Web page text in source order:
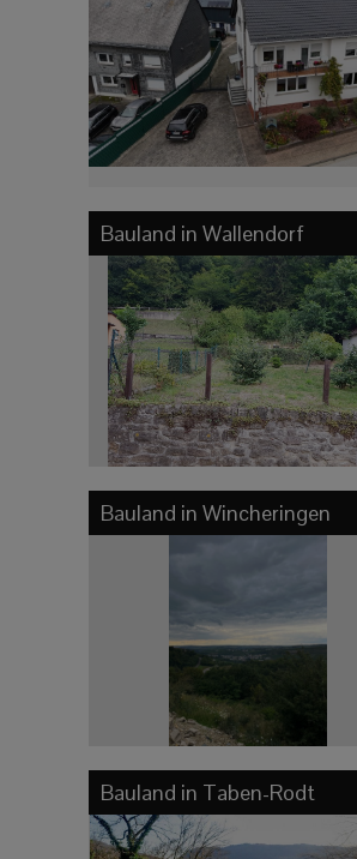
Bauland in Wallendorf
Bauland in Wincheringen
Bauland in Taben-Rodt